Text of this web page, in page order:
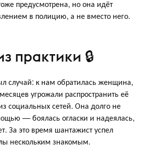
предусмотрена, но она идёт
в полицию, а не вместо него.
практики 🔒
случай: к нам обратилась женщина,
угрожали распространить её
социальных сетей. Она долго не
— боялась огласки и надеялась,
За это время шантажист успел
нескольким знакомым.